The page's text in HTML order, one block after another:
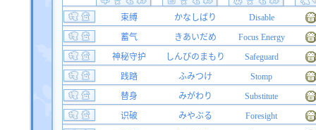
束缚 かなしばり
Disable
蓄气
きあいだめ
Focus Energy
神秘守护
しんぴのまもり
Safeguard
践踏
ふみつけ
Stomp
替身
みがわり
Substitute
识破
みやぶる
Foresight